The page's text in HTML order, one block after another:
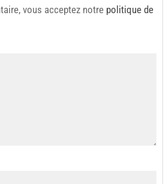
vous acceptez notre politique de